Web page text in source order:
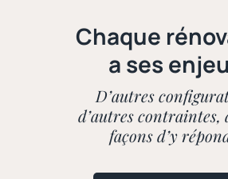
Chaque
a ses
D’autres
d’autres contraintes,
façons d’y